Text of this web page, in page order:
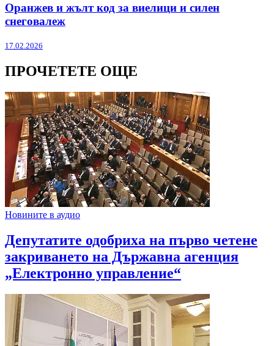
Оранжев и жълт код за виелици и силен
снеговалеж
17.02.2026
ПРОЧЕТЕТЕ ОЩЕ
Новините в аудио
Депутатите одобриха на първо четене
закриването на Държавна агенция
„Електронно управление“